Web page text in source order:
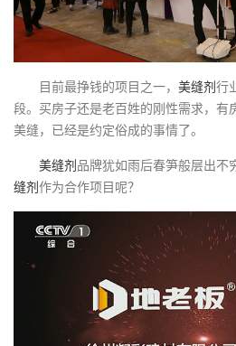
目前最挣钱的项目之一， 美缝剂行
段。买房子还是老百姓的刚性需求，有
美缝，已经是约定俗成的事情了。
美缝剂 品牌犹如雨后春笋般层出不
缝剂作为合作项目呢？